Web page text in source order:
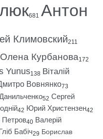
681 Антон
Климовский211
Олена Курбанова172
Yunus138 Віталій
Вовнянко73
52 Сергей
42 Юрий Христензен42
Петров40 Валерій
Гліб Бабіч29 Борислав